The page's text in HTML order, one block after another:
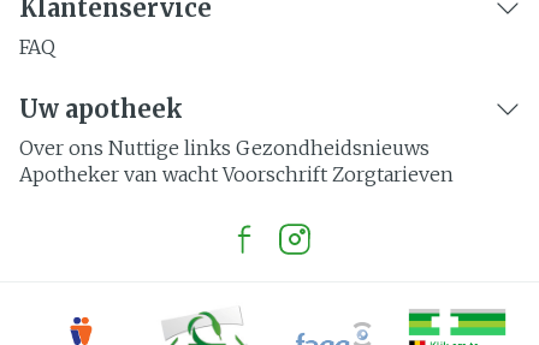
Klantenservice
FAQ
Uw apotheek
Over ons Nuttige links Gezondheidsnieuws
Apotheker van wacht Voorschrift Zorgtarieven